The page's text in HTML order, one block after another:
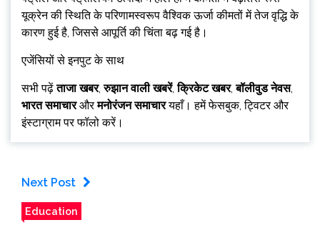
यूक्रेन की स्थिति के परिणामस्वरूप वैश्विक ऊर्जा कीमतों में तेज वृद्धि के
कारण हुई है, जिससे आपूर्ति की चिंता बढ़ गई है।
एजेंसियों से इनपुट के साथ
सभी पढ़ेंताजा खबर,रुझान वाली खबरें,क्रिकेट खबर,बॉलीवुड नेवस,
भारत समाचारऔरमनोरंजन समाचारयहाँ। हमें फेसबुक, ट्विटर और
इंस्टाग्राम पर फॉलो करें।
Next Post
Education